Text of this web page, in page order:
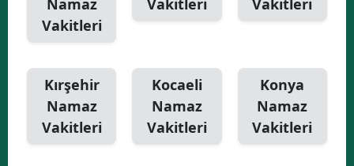
Vakitleri
Kırşehir
Namaz
Vakitleri
Kocaeli
Namaz
Vakitleri
Konya
Namaz
Vakitleri